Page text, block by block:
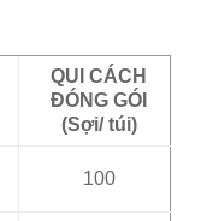
QUI CÁCH
ĐÓNG GÓI
(Sợi/ túi)
100